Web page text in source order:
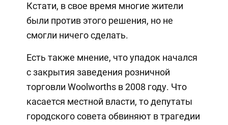
Кстати, в свое время многие жители
были против этого решения, но не
смогли ничего сделать.
Есть также мнение, что упадок начался
с закрытия заведения розничной
торговли Woolworths в 2008 году. Что
касается местной власти, то депутаты
городского совета обвиняют в трагедии